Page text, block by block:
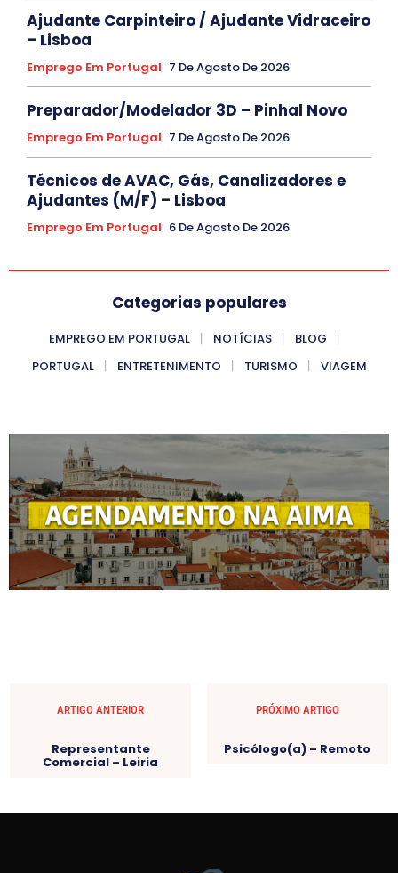
Ajudante Carpinteiro / Ajudante Vidraceiro
– Lisboa
Emprego Em Portugal 7 De Agosto De 2026
Preparador/Modelador 3D – Pinhal Novo
Emprego Em Portugal 7 De Agosto De 2026
Técnicos de AVAC, Gás, Canalizadores e
Ajudantes (M/F) – Lisboa
Emprego Em Portugal 6 De Agosto De 2026
Categorias populares
EMPREGO EM PORTUGAL NOTÍCIAS
BLOG
PORTUGAL
ENTRETENIMENTO TURISMO VIAGEM
ARTIGO ANTERIOR
Representante
Comercial – Leiria
PRÓXIMO ARTIGO
Psicólogo(a) – Remoto